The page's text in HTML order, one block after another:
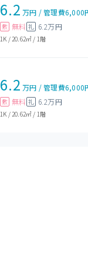
6.2 万円 /管理費6,000
敷 無料 礼 6.2万円
1K / 20.62㎡ / 1階
6.2 万円 /管理費6,000
敷 無料 礼 6.2万円
1K / 20.62㎡ / 1階